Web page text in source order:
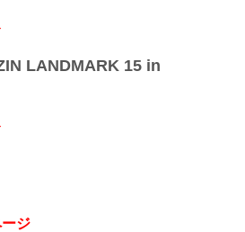
LANDMARK 15 in
ジ